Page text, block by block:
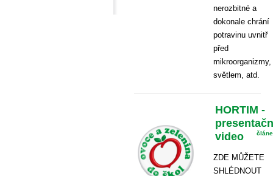
nerozbitné a
dokonale chrání
potravinu uvnitř
před
mikroorganizmy,
světlem, atd.
HORTIM -
video
ZDE MŮŽETE
SHLÉDNOUT